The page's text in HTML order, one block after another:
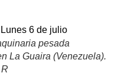
pesada
La Guaira (Venezuela).